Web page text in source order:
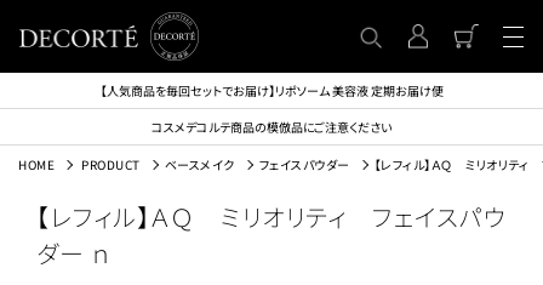
【人気商品を毎回セットでお届け】リポソーム 美容液 定期お届け便
コスメデコルテ商品の模倣品にご注意ください
HOME PRODUCT ベースメイク フェイスパウダー 【レフィル】ＡＱ ミリオリティ
【レフィル】ＡＱ ミリオリティ フェイスパウ
ダー ｎ